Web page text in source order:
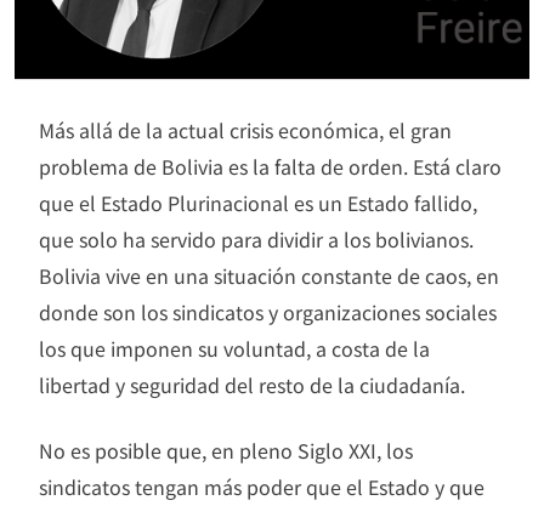
Más allá de la actual crisis económica, el gran
problema de Bolivia es la falta de orden. Está claro
que el Estado Plurinacional es un Estado fallido,
que solo ha servido para dividir a los bolivianos.
Bolivia vive en una situación constante de caos, en
donde son los sindicatos y organizaciones sociales
los que imponen su voluntad, a costa de la
libertad y seguridad del resto de la ciudadanía.
No es posible que, en pleno Siglo XXI, los
sindicatos tengan más poder que el Estado y que